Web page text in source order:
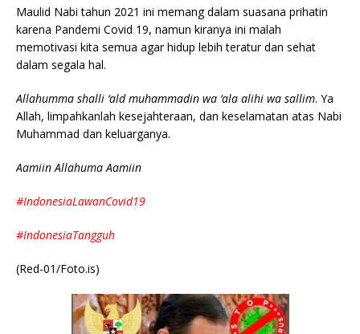
Maulid Nabi tahun 2021 ini memang dalam suasana prihatin
karena Pandemi Covid 19, namun kiranya ini malah
memotivasi kita semua agar hidup lebih teratur dan sehat
dalam segala hal.
Allahumma shalli ‘ald muhammadin wa ‘ala alihi wa sallim. Ya
Allah, limpahkanlah kesejahteraan, dan keselamatan atas Nabi
Muhammad dan keluarganya.
Aamiin Allahuma Aamiin
#IndonesiaLawanCovid19
#IndonesiaTangguh
(Red-01/Foto.is)